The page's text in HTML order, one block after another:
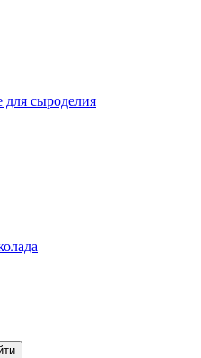
для сыроделия